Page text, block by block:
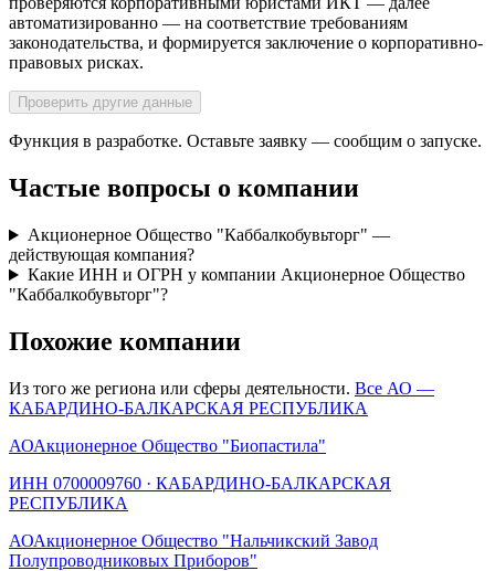
автоматизированно — на соответствие требованиям
законодательства, и формируется заключение о корпоративно-
правовых рисках.
Проверить другие данные
Функция в разработке. Оставьте заявку — сообщим о запуске.
Частые вопросы о компании
Акционерное Общество "Каббалкобувьторг" —
действующая компания?
Какие ИНН и ОГРН у компании Акционерное Общество
"Каббалкобувьторг"?
Похожие компании
Из того же региона или сферы деятельности. Все АО —
КАБАРДИНО-БАЛКАРСКАЯ РЕСПУБЛИКА
АОАкционерное Общество "Биопастила"
ИНН 0700009760 · КАБАРДИНО-БАЛКАРСКАЯ
РЕСПУБЛИКА
АОАкционерное Общество "Нальчикский Завод
Полупроводниковых Приборов"